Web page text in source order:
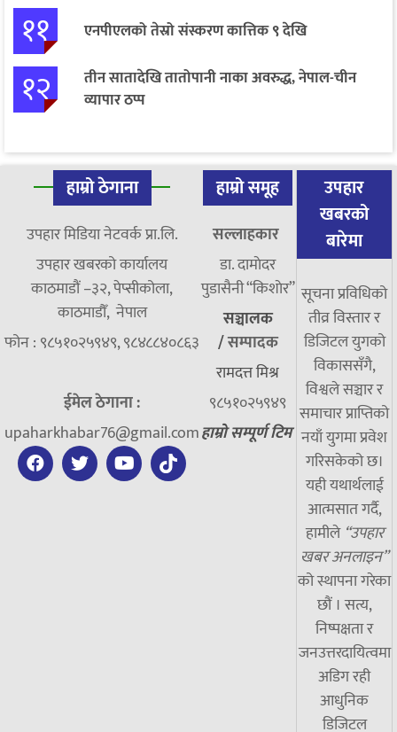
११ एनपीएलको तेस्रो संस्करण कात्तिक ९ देखि
१२
तीन सातादेखि तातोपानी नाका अवरुद्ध, नेपाल-चीन
व्यापार ठप्प
हाम्रो ठेगाना
उपहार मिडिया नेटवर्क प्रा.लि.
उपहार खबरको कार्यालय
काठमाडौं –३२, पेप्सीकोला,
काठमाडौँ, नेपाल
फोन : ९८५१०२५९४९, ९८४८८४०८६३
ईमेल ठेगाना :
upaharkhabar76@gmail.com
हाम्रो समूह
सल्लाहकार
डा. दामाेदर
पुडासैनी “किशाेर”
सञ्चालक
/सम्पादक
रामदत्त मिश्र
९८५१०२५९४९
हाम्रो सम्पूर्ण टिम
उपहार
खबरको
बारेमा
सूचना प्रविधिको
तीव्र विस्तार र
डिजिटल युगको
विकाससँगै,
विश्वले सञ्चार र
समाचार प्राप्तिको
नयाँ युगमा प्रवेश
गरिसकेको छ।
यही यथार्थलाई
आत्मसात गर्दै,
हामीले “उपहार
खबर अनलाइन”
को स्थापना गरेका
छौं । सत्य,
निष्पक्षता र
जनउत्तरदायित्वमा
अडिग रही
आधुनिक
डिजिटल